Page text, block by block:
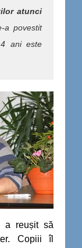
atunci
a povestit
ani este
a reușit să
Copiii îl